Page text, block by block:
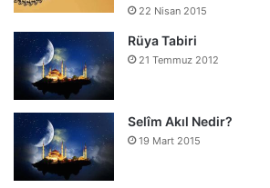
22 Nisan 2015
Rüya Tabiri
21 Temmuz 2012
Selîm Akıl Nedir?
19 Mart 2015